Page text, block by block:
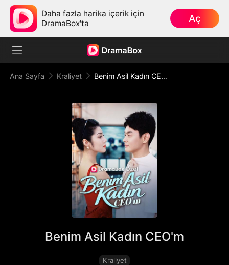
Daha fazla harika içerik için
DramaBox'ta
Aç
Ana Sayfa Kraliyet Benim Asil Kadın CEO'm
Benim Asil Kadın CEO'm
Kraliyet